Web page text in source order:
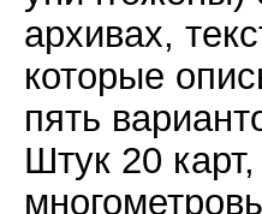
архивах,
которые
пять
Штук 20